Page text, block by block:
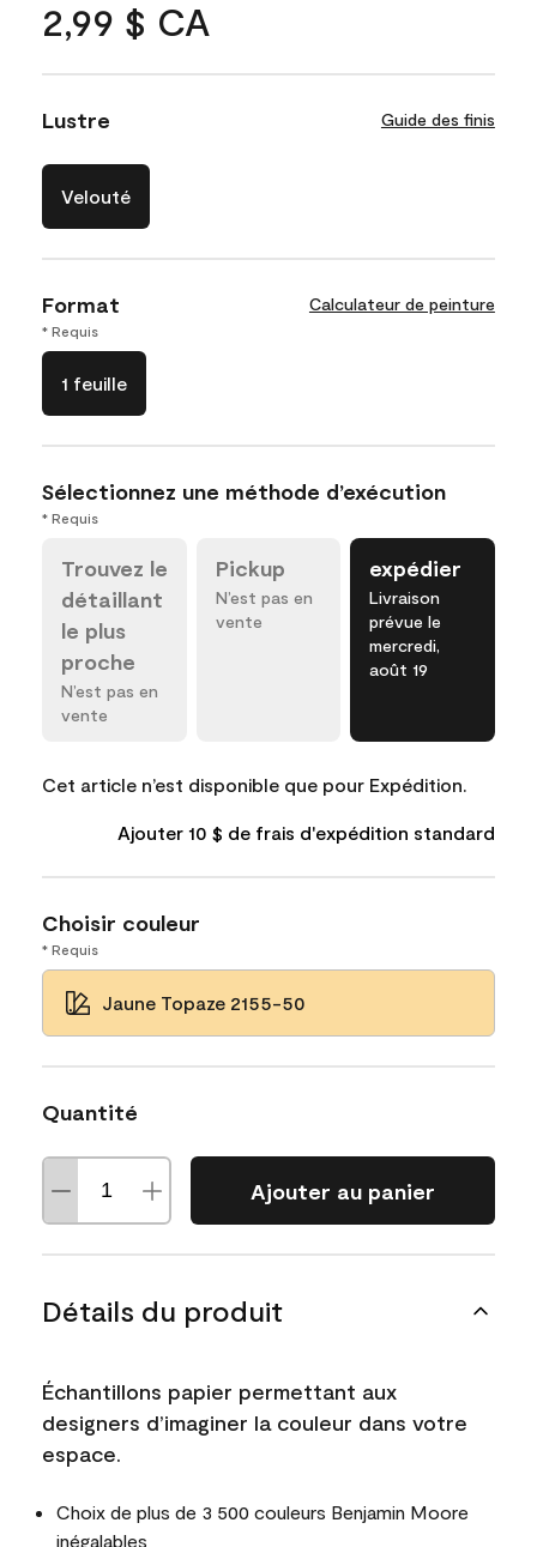
2,99 $ CA
Lustre Guide des finis
Velouté
Format Calculateur de peinture
* Requis
1 feuille
Sélectionnez une méthode d’exécution
* Requis
Trouvez le
détaillant
le plus
proche
N’est pas en
vente
Pickup
N’est pas en
vente
expédier
Livraison
prévue le
mercredi,
août 19
Cet article n’est disponible que pour Expédition.
Ajouter 10 $ de frais d'expédition standard
Choisir couleur
* Requis
Jaune Topaze 2155-50
Quantité
Ajouter au panier
Détails du produit
Échantillons papier permettant aux
designers d’imaginer la couleur dans votre
espace.
Choix de plus de 3 500 couleurs Benjamin Moore
inégalables